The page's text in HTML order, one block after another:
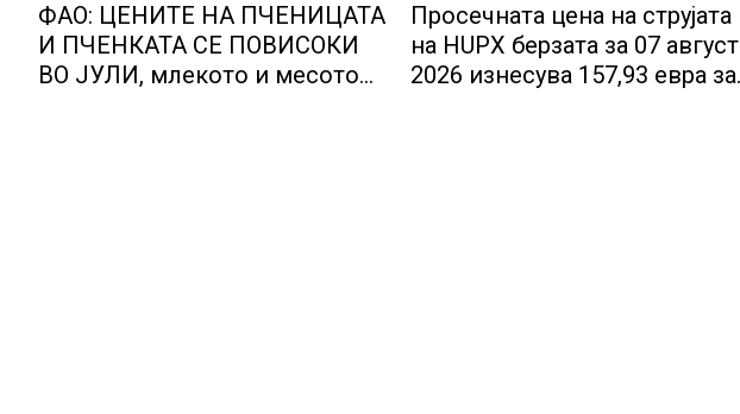
ФАО: ЦЕНИТЕ НА ПЧЕНИЦАТА
И ПЧЕНКАТА СЕ ПОВИСОКИ
ВО ЈУЛИ, млекото и месото
Просечната цена на струјата
на HUPX берзата за 07 август
2026 изнесува 157,93 евра за